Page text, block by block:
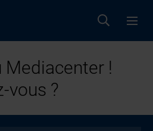
Mediacenter !
vous ?